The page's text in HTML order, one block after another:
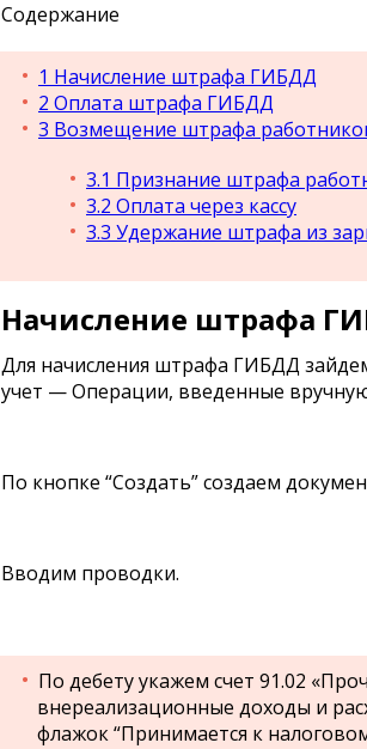
Содержание
1 Начисление штрафа ГИБДД
2 Оплата штрафа ГИБДД
3 Возмещение штрафа
3.1 Признание штрафа
3.2 Оплата через кассу
3.3 Удержание штрафа из
Начисление штрафа
Для начисления штрафа ГИБДД
учет — Операции, введенные
По кнопке “Создать” создаем
Вводим проводки.
По дебету укажем счет 91.02
внереализационные доходы и
флажок “Принимается к